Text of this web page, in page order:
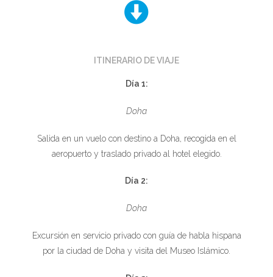
ITINERARIO DE VIAJE
Día 1:
Doha
Salida en un vuelo con destino a Doha, recogida en el
aeropuerto y traslado privado al hotel elegido.
Día 2:
Doha
Excursión en servicio privado con guía de habla hispana
por la ciudad de Doha y visita del Museo Islámico.